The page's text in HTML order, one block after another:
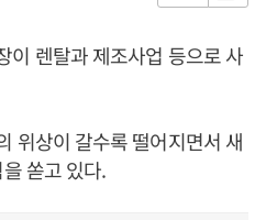
이 렌탈과 제조사업 등으로 사
위상이 갈수록 떨어지면서 새
쏟고 있다.